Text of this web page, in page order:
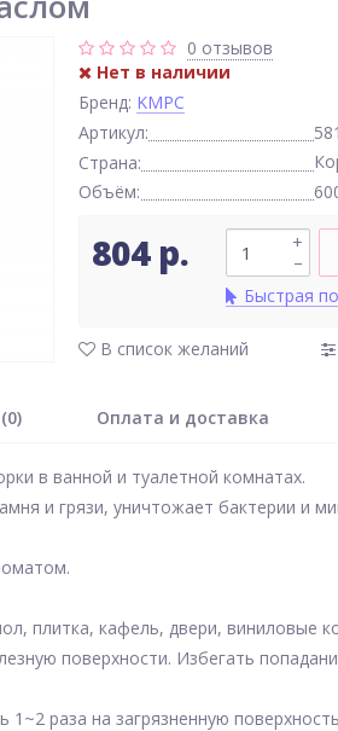
0 отзывов
Нет в наличии
Бренд: KMPC
Артикул:
Страна:
Объём:
804 р. –
+
Быстрая
В список желаний
Оплата и доставка
в ванной и туалетной комнатах.
и грязи, уничтожает бактерии и
плитка, кафель, двери, виниловые
поверхности. Избегать
1~2 раза на загрязненную